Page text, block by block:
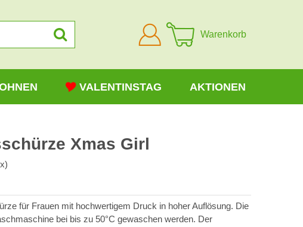
Anmelden
Warenkorb
VALENTINSTAG AKTIONEN
Xmas Girl
x)
für Frauen mit hochwertigem Druck in hoher Auflösung. Die
bei bis zu 50°C gewaschen werden. Der